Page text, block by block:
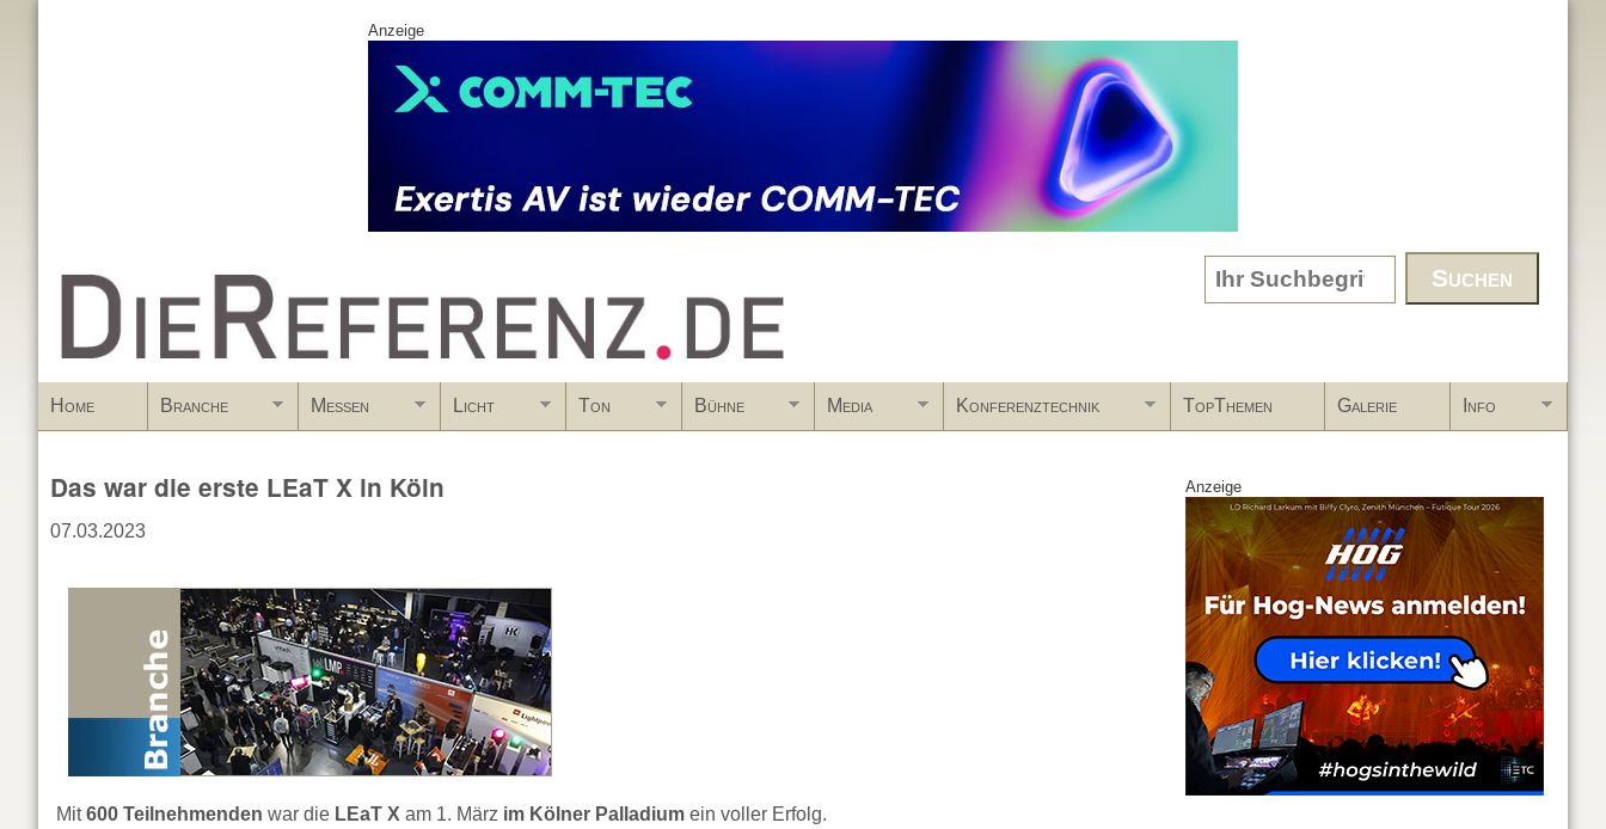
Anzeige
www.DieReferenz.de Search form
Home Branche Messen Licht Ton Bühne Media Konferenztechnik TopThemen Galerie Info
Das war die erste LEaT X in Köln
07.03.2023
Mit600 Teilnehmenden war die LEaT X am 1. März im Kölner Palladium ein voller Erfolg.
Anzeige